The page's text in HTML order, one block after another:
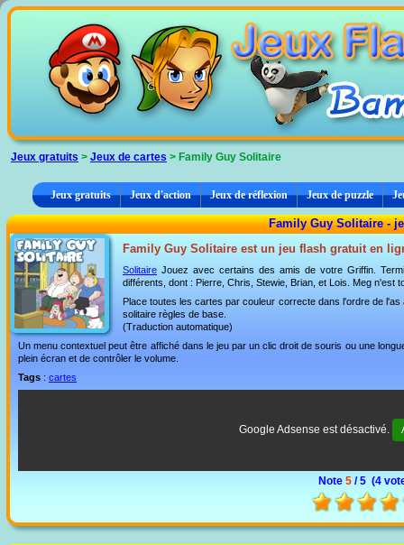
Jeux gratuits > Jeux de cartes > Family Guy Solitaire
Jeux gratuits Jeux d'action Jeux de réflexion Jeux de puzzle
Family Guy Solitaire -
Family Guy Solitaire est un jeu flash gratuit en
Solitaire Jouez avec certains des amis de votre Griffin.
différents, dont : Pierre, Chris, Stewie, Brian, et Lois. Meg n'est
Place toutes les cartes par couleur correcte dans l'ordre de
solitaire règles de base.
(Traduction automatique)
Un menu contextuel peut être affiché dans le jeu par un clic droit de souris ou une
plein écran et de contrôler le volume.
Tags : cartes
Google Adsense est désactivé.
Note 5/ 5 (4
Panneau de gestion des cookies